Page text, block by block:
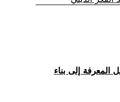
المعرفة إلى بناء